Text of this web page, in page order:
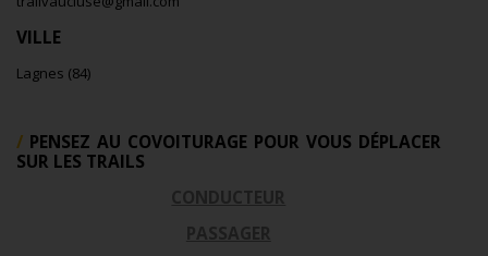
VILLE
Lagnes (84)
PENSEZ AU COVOITURAGE POUR VOUS DÉPLACER
SUR LES TRAILS